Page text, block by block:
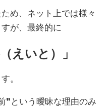
め、ネット上では様々
が、最終的に
えいと）」
。
❞という曖昧な理由のみ